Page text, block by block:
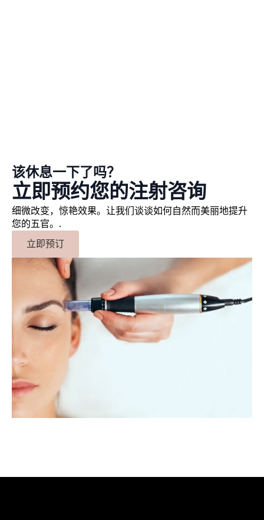
该休息一下了吗？
立即预约您的注射咨询
细微改变，惊艳效果。让我们谈谈如何自然而美丽地提升
您的五官。.
立即预订